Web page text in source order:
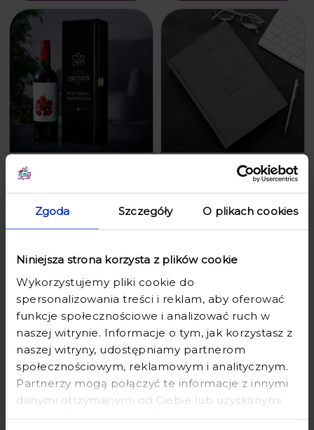
Zgoda Szczegóły O plikach cookies
Niniejsza strona korzysta z plików cookie
Wykorzystujemy pliki cookie do
spersonalizowania treści i reklam, aby oferować
funkcje społecznościowe i analizować ruch w
naszej witrynie. Informacje o tym, jak korzystasz z
naszej witryny, udostępniamy partnerom
społecznościowym, reklamowym i analitycznym.
Partnerzy mogą połączyć te informacje z innymi
danymi otrzymanymi od Ciebie lub uzyskanymi
GRAWEREM DLA CHEMIKA -
CHEMIKA Z GRAWEREM - PREZENT
LUSTERKO Z GRAWEREM -
PREZENT DLA CHEMIKA - LUSTERKO
GRAWEREM - PREZENT DLA